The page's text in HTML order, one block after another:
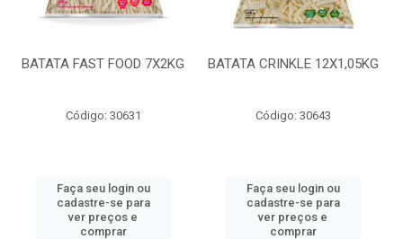
BATATA FAST FOOD 7X2KG
Código: 30631
Faça seu login ou
cadastre-se para
ver preços e
comprar
BATATA CRINKLE 12X1,05KG
Código: 30643
Faça seu login ou
cadastre-se para
ver preços e
comprar